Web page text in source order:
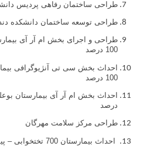
طراحی ساختمان رفاهی پردیس
طراحی توسعه ساختمان دانشکده
طراحی و اجرای بخش ام آر آی
100 درصد
احداث بخش سی تی آنژیوگرافی
100 درصد
درصد
طراحی مرکز سلامت مهرگان
احداث بیمارستان 700 تختخوابی – پیشرفت فیزیکی 22%